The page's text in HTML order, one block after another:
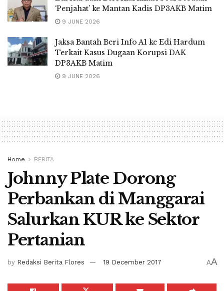
‘Penjahat’ ke Mantan Kadis DP3AKB Matim
9 JUNE 2026
Jaksa Bantah Beri Info A1 ke Edi Hardum
Terkait Kasus Dugaan Korupsi DAK
DP3AKB Matim
9 JUNE 2026
Home BERITA
Johnny Plate Dorong
Perbankan di Manggarai
Salurkan KUR ke Sektor
Pertanian
by Redaksi Berita Flores 19 December 2017 AA